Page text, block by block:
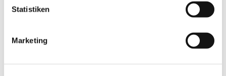
Statistiken
Marketing